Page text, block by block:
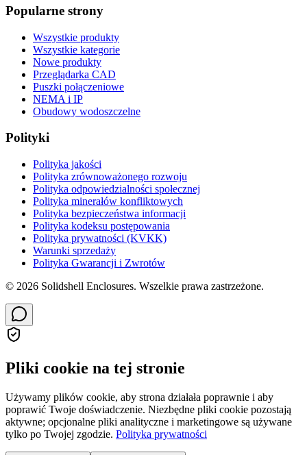
Popularne strony
Wszystkie produkty
Wszystkie kategorie
Nowe produkty
Przeglądarka CAD
Puszki połączeniowe
NEMA i IP
Obudowy wodoszczelne
Polityki
Polityka jakości
Polityka zrównoważonego rozwoju
Polityka odpowiedzialności społecznej
Polityka minerałów konfliktowych
Polityka bezpieczeństwa informacji
Polityka kodeksu postępowania
Polityka prywatności (KVKK)
Warunki sprzedaży
Polityka Gwarancji i Zwrotów
© 2026 Solidshell Enclosures. Wszelkie prawa zastrzeżone.
Pliki cookie na tej stronie
Używamy plików cookie, aby strona działała poprawnie i aby
poprawić Twoje doświadczenie. Niezbędne pliki cookie pozostają
aktywne; opcjonalne pliki analityczne i marketingowe są używane
tylko po Twojej zgodzie. Polityka prywatności